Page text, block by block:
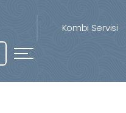
Kombi Servisi